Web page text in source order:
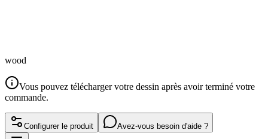
wood
Vous pouvez télécharger votre dessin après avoir terminé votre
commande.
Configurer le produit Avez-vous besoin d'aide ?